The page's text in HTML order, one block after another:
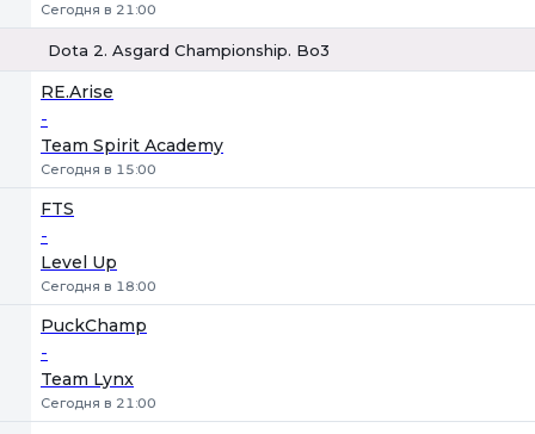
Сегодня в 21:00
Dota 2. Asgard Championship. Bo3
RE.Arise
-
Team Spirit Academy
Сегодня в 15:00
FTS
-
Level Up
Сегодня в 18:00
PuckChamp
-
Team Lynx
Сегодня в 21:00